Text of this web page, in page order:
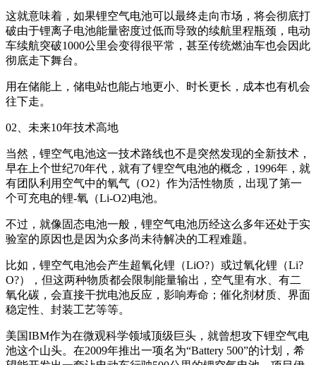
这就意味着，如果锂空气电池可以最终走向市场，将会彻底打
破由于锂离子电池能量密度过低而导致的续航里程瓶颈，电动
车续航突破1000公里会变得很平常，甚至传统燃油车也会因此
彻底走下舞台。
用在储能上，储电站也能占地更小、时长更长，成本也有机会
往下走。
02、未来10年技术高地
当然，锂空气电池这一技术路线也不是突然发现的全新技术，
早在上个世纪70年代，就有了锂空气电池的概念，1996年，就
有团队利用空气中的氧气（O2）作为活性物质，出现了第一
个可充电的锂-氧（Li-O2)电池。
不过，就像固态电池一般，锂空气电池历经这么多年还处于实
验室的原因也是因为众多尚未待解决的工程难题。
比如，锂空气电池会产生超氧化锂（LiO?）或过氧化锂（Li?
O?），但这两种物质都会限制能量输出，空气里有水、有二
氧化碳，会直接干扰电池反应，影响寿命；催化剂材质、界面
稳定性、封装工艺等等。
美国IBM作为在微观科学领域顶级巨头，就曾想攻下锂空气电
池这个山头。在2009年推出一项名为“Battery 500”的计划，希